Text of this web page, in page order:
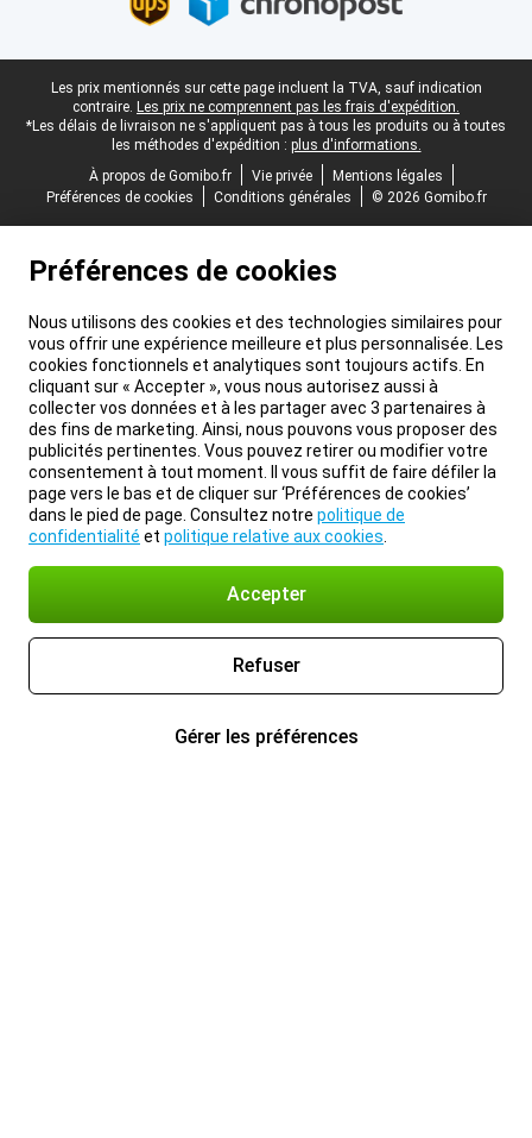
Pied-de-page légal
Les prix mentionnés sur cette page incluent la TVA, sauf indication
contraire. Les prix ne comprennent pas les frais d'expédition.
*Les délais de livraison ne s'appliquent pas à tous les produits ou à toutes
les méthodes d'expédition : plus d'informations.
À propos de Gomibo.fr
Vie privée
Mentions légales
Préférences de cookies
Conditions générales © 2026 Gomibo.fr
Préférences de cookies
Nous utilisons des cookies et des technologies similaires pour
vous offrir une expérience meilleure et plus personnalisée. Les
cookies fonctionnels et analytiques sont toujours actifs. En
cliquant sur « Accepter », vous nous autorisez aussi à
collecter vos données et à les partager avec 3 partenaires à
des fins de marketing. Ainsi, nous pouvons vous proposer des
publicités pertinentes. Vous pouvez retirer ou modifier votre
consentement à tout moment. Il vous suffit de faire défiler la
page vers le bas et de cliquer sur ‘Préférences de cookies’
dans le pied de page. Consultez notre politique de
confidentialité et politique relative aux cookies
Accepter
Refuser
Gérer les préférences